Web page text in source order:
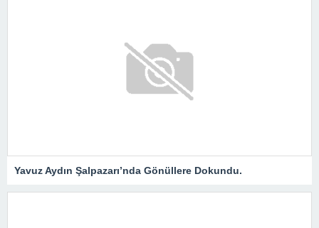
Yavuz Aydın Şalpazarı’nda Gönüllere Dokundu.